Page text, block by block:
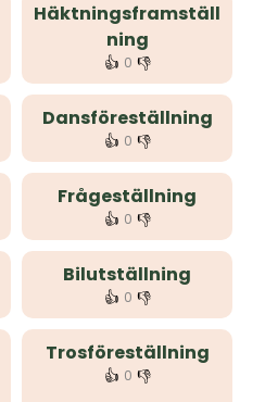
Häktningsframställ
ning
👍 0 👎
Dansföreställning
👍 0 👎
Frågeställning
👍 0 👎
Bilutställning
👍 0 👎
Trosföreställning
👍 0 👎